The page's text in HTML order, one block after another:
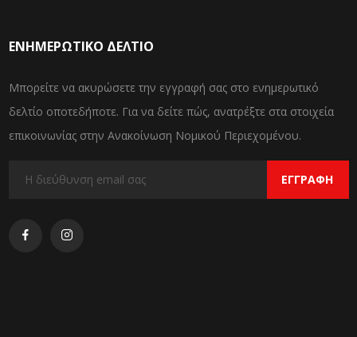
ΕΝΗΜΕΡΩΤΙΚΌ ΔΕΛΤΊΟ
Μπορείτε να ακυρώσετε την εγγραφή σας στο ενημερωτικό
δελτίο οποτεδήποτε. Για να δείτε πώς, ανατρέξτε στα στοιχεία
επικοινωνίας στην Ανακοίνωση Νομικού Περιεχομένου.
ΕΓΓΡΑΦΉ